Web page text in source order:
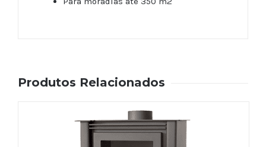
Produtos Relacionados